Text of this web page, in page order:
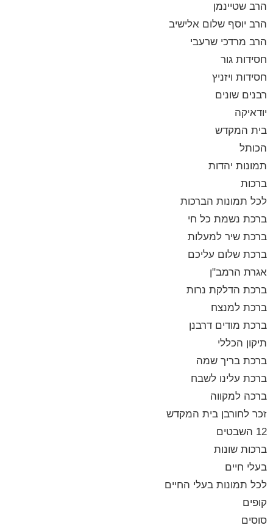
הרב שטיינמן
הרב יוסף שלום אלישיב
הרב מרדכי שרעבי
חסידות גור
חסידות ויזניץ
רבנים שונים
יודאיקה
בית המקדש
הכותל
תמונות יהדות
ברכות
לכל תמונות הברכות
ברכת נשמת כל חי
ברכת שיר למעלות
ברכת שלום עליכם
אגרת הרמב"ן
ברכת הדלקת נרות
ברכת למנצח
ברכת מודים דרבנן
תיקון הכללי
ברכת בריך שמה
ברכת עלינו לשבח
ברכה למקווה
זכר לחורבן בית המקדש
12 השבטים
ברכות שונות
בעלי חיים
לכל תמונות בעלי החיים
קופים
סוסים